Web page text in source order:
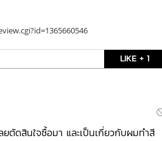
LIKE + 1
ยตัดสินใจซื้อมา และเป็นเกี่ยวกับผมทำสี